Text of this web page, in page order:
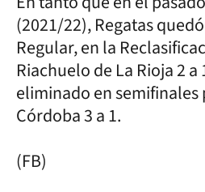
(2021/22), Regatas
Regular, en la
Riachuelo de La Rioja 2 a
eliminado en
Córdoba 3 a 1.
(FB)